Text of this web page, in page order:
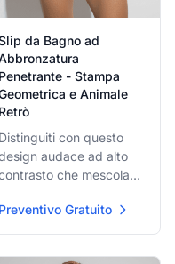
da Bagno ad
Penetrante - Stampa
e Animale
Retrò
Distinguiti con questo
audace ad alto
che mescola
e nero, macchie di
e un tocco di
Preventivo Gratuito